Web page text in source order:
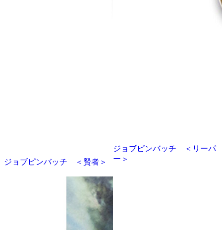
ジョブピンバッチ ＜賢者＞
ジョブピンバッチ ＜リーパ
ー＞